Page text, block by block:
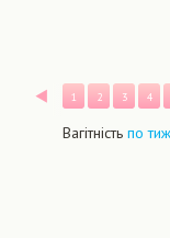
Назад
1 2 3 4
Вагітність по